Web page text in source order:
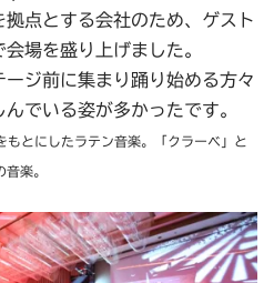
点とする会社のため、ゲスト
場を盛り上げました。
ジ前に集まり踊り始める方々
でいる姿が多かったです。
とにしたラテン音楽。「クラーベ」と
楽。